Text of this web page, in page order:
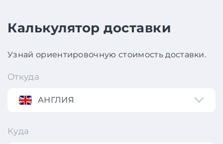
Калькулятор доставки
Узнай ориентировочную стоимость доставки.
Откуда
АНГЛИЯ
Куда